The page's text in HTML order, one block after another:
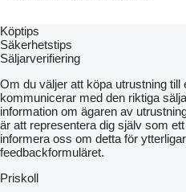
Köptips
Säkerhetstips
Säljarverifiering
Om du väljer att köpa utrustning till
kommunicerar med den riktiga
information om ägaren av
är att representera dig själv som
informera oss om detta för
feedbackformuläret.
Priskoll